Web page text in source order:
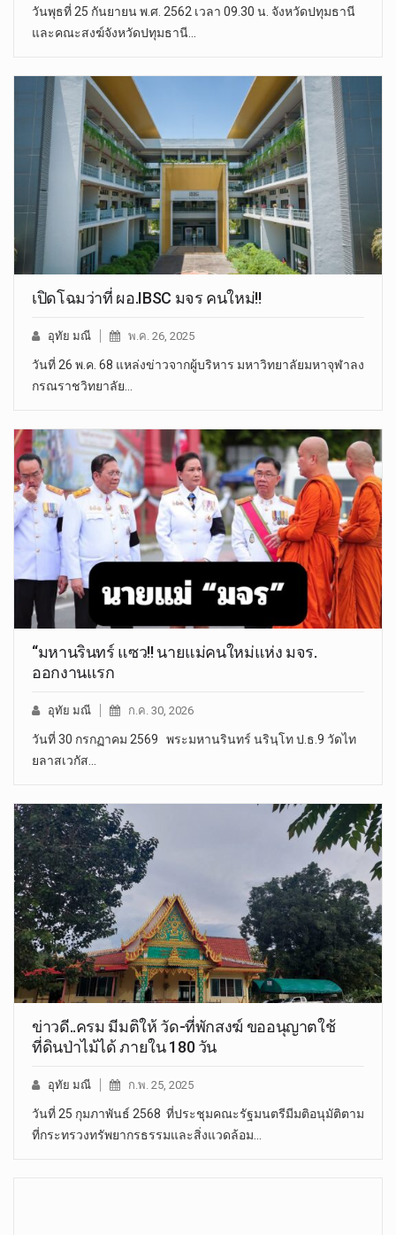
วันพุธที่ 25 กันยายน พ.ศ. 2562 เวลา 09.30 น. จังหวัดปทุมธานี
และคณะสงฆ์จังหวัดปทุมธานี…
เปิดโฉมว่าที่ ผอ.IBSC มจร คนใหม่!!
อุทัย มณี พ.ค. 26, 2025
วันที่ 26 พ.ค. 68 แหล่งข่าวจากผู้บริหาร มหาวิทยาลัยมหาจุฬาลง
กรณราชวิทยาลัย…
“มหานรินทร์ แซว!! นายแม่คนใหม่แห่ง มจร.
ออกงานแรก
อุทัย มณี ก.ค. 30, 2026
วันที่ 30 กรกฏาคม 2569 พระมหานรินทร์ นรินฺโท ป.ธ.9 วัดไท
ยลาสเวกัส…
ข่าวดี..ครม มีมติให้ วัด-ที่พักสงฆ์ ขออนุญาตใช้
ที่ดินป่าไม้ได้ ภายใน 180 วัน
อุทัย มณี ก.พ. 25, 2025
วันที่ 25 กุมภาพันธ์ 2568 ที่ประชุมคณะรัฐมนตรีมีมติอนุมัติตาม
ที่กระทรวงทรัพยากรธรรมและสิ่งแวดล้อม…